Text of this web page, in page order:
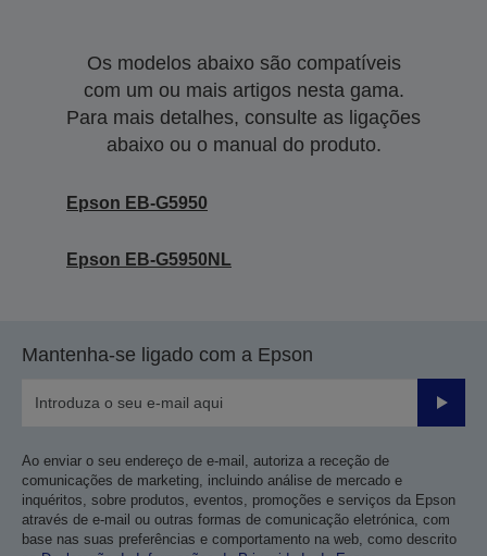
Os modelos abaixo são compatíveis
com um ou mais artigos nesta gama.
Para mais detalhes, consulte as ligações
abaixo ou o manual do produto.
Epson EB-G5950
Epson EB-G5950NL
Mantenha-se ligado com a Epson
Enviar
Ao enviar o seu endereço de e-mail, autoriza a receção de
comunicações de marketing, incluindo análise de mercado e
inquéritos, sobre produtos, eventos, promoções e serviços da Epson
através de e-mail ou outras formas de comunicação eletrónica, com
base nas suas preferências e comportamento na web, como descrito